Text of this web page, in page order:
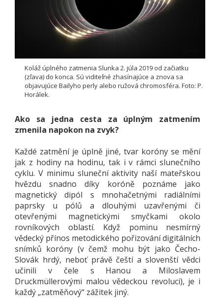
Koláž úplného zatmenia Slunka 2. júla 2019 od začiatku
(zľava) do konca. Sú viditeľné zhasínajúce a znova sa
objavujúce Bailyho perly alebo ružová chromosféra. Foto: P.
Horálek.
Ako sa jedna cesta za úplným zatmením
zmenila napokon na zvyk?
Každé zatmění je úplně jiné, tvar koróny se mění
jak z hodiny na hodinu, tak i v rámci slunečního
cyklu. V minimu sluneční aktivity naší mateřskou
hvězdu snadno díky koróně poznáme jako
magnetický dipól s mnohačetnými radiálními
paprsky u pólů a dlouhými uzavřenými či
otevřenými magnetickými smyčkami okolo
rovníkových oblastí. Když pominu nesmírný
vědecký přínos metodického pořizování digitálních
snímků koróny (v čemž mohu být jako Čecho-
Slovák hrdý, neboť právě čeští a slovenští vědci
učinili v čele s Hanou a Miloslavem
Druckmüllerovými malou vědeckou revoluci), je i
každý „zatměňový“ zážitek jiný.